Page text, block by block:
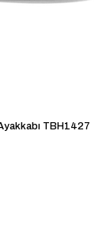
TBH1427